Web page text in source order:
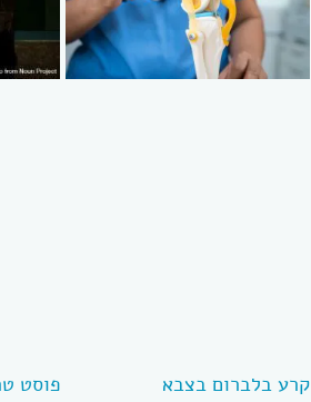
קרע בלברום בצבא
פוסט